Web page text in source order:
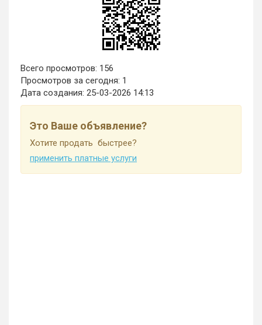
Всего просмотров: 156
Просмотров за сегодня: 1
Дата создания: 25-03-2026 14:13
Это Ваше объявление?
Хотите продать быстрее?
применить платные услуги